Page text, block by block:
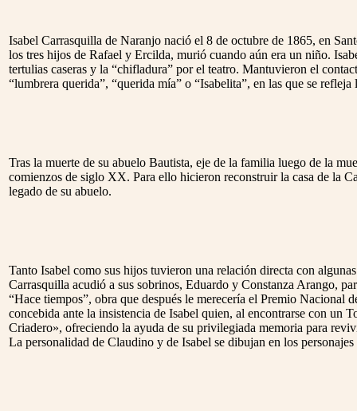
Isabel Carrasquilla de Naranjo nació el 8 de octubre de 1865, en
los tres hijos de Rafael y Ercilda, murió cuando aún era un niño.
tertulias caseras y la “chifladura” por el teatro. Mantuvieron el
“lumbrera querida”, “querida mía” o “Isabelita”, en las que se
Tras la muerte de su abuelo Bautista, eje de la familia luego de la
comienzos de siglo XX. Para ello hicieron reconstruir la casa de la
legado de su abuelo.
Tanto Isabel como sus hijos tuvieron una relación directa con
Carrasquilla acudió a sus sobrinos, Eduardo y Constanza Arango,
“Hace tiempos”, obra que después le merecería el Premio
concebida ante la insistencia de Isabel quien, al encontrarse con un
Criadero», ofreciendo la ayuda de su privilegiada memoria para
La personalidad de Claudino y de Isabel se dibujan en los